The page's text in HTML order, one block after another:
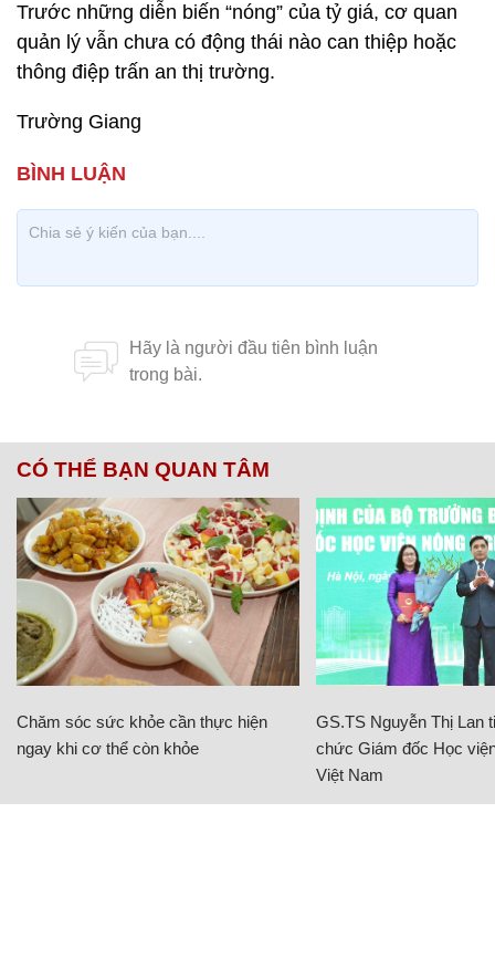
Trước những diễn biến “nóng” của tỷ giá, cơ quan
quản lý vẫn chưa có động thái nào can thiệp hoặc
thông điệp trấn an thị trường.
Trường Giang
CÓ THỂ BẠN QUAN TÂM
Chăm sóc sức khỏe cần thực hiện
ngay khi cơ thể còn khỏe
GS.TS Nguyễn Thị Lan
chức Giám đốc Học
Việt Nam